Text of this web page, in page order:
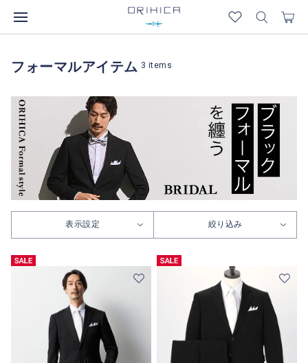
フォーマルアイテム 3 items
表示設定 絞り込み